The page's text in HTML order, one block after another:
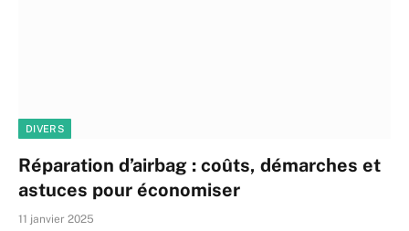
DIVERS
Réparation d’airbag : coûts, démarches et
astuces pour économiser
11 janvier 2025